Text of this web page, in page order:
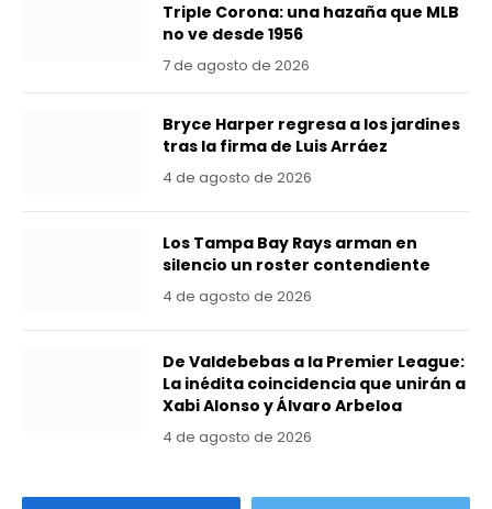
Triple Corona: una hazaña que MLB
no ve desde 1956
7 de agosto de 2026
Bryce Harper regresa a los jardines
tras la firma de Luis Arráez
4 de agosto de 2026
Los Tampa Bay Rays arman en
silencio un roster contendiente
4 de agosto de 2026
De Valdebebas a la Premier League:
La inédita coincidencia que unirán a
Xabi Alonso y Álvaro Arbeloa
4 de agosto de 2026